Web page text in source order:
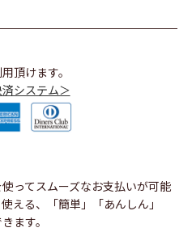
頂けます。
システム＞
ってスムーズなお支払いが可能
える、「簡単」「あんしん」
ます。